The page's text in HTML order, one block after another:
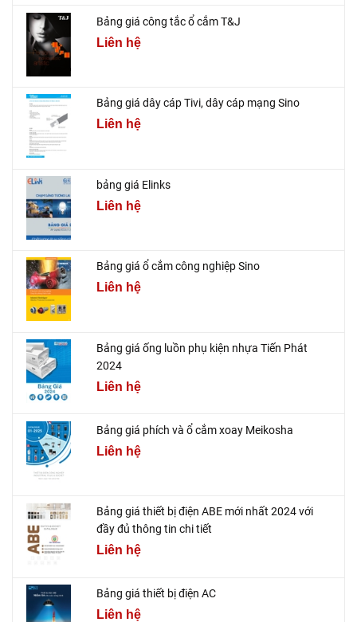
Bảng giá công tắc ổ cắm T&J
Liên hệ
Bảng giá dây cáp Tivi, dây cáp mạng Sino
Liên hệ
bảng giá Elinks
Liên hệ
Bảng giá ổ cắm công nghiệp Sino
Liên hệ
Bảng giá ống luồn phụ kiện nhựa Tiến Phát
2024
Liên hệ
Bảng giá phích và ổ cắm xoay Meikosha
Liên hệ
Bảng giá thiết bị điện ABE mới nhất 2024 với
đầy đủ thông tin chi tiết
Liên hệ
Bảng giá thiết bị điện AC
Liên hệ